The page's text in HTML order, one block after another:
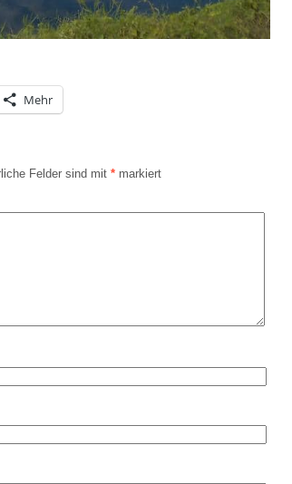
Mehr
Felder sind mit * markiert